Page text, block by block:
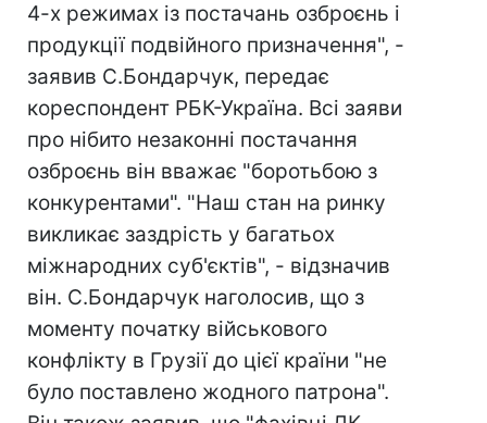
4-х режимах із постачань озброєнь і
продукції подвійного призначення", -
заявив С.Бондарчук, передає
кореспондент РБК-Україна. Всі заяви
про нібито незаконні постачання
озброєнь він вважає "боротьбою з
конкурентами". "Наш стан на ринку
викликає заздрість у багатьох
міжнародних суб'єктів", - відзначив
він. С.Бондарчук наголосив, що з
моменту початку військового
конфлікту в Грузії до цієї країни "не
було поставлено жодного патрона".